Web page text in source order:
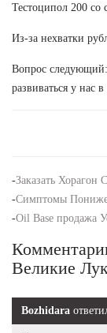
Тестоципол 200 со
Из-за нехватки
Вопрос
развиваться у нас
-Заказать Хорагон
-Симптомы
-Oil Base продажа
Великие
Bozhidara